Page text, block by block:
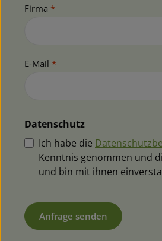
Firma *
E-Mail *
Datenschutz
Ich habe die
Kenntnis genommen und
und bin mit ihnen
Anfrage senden